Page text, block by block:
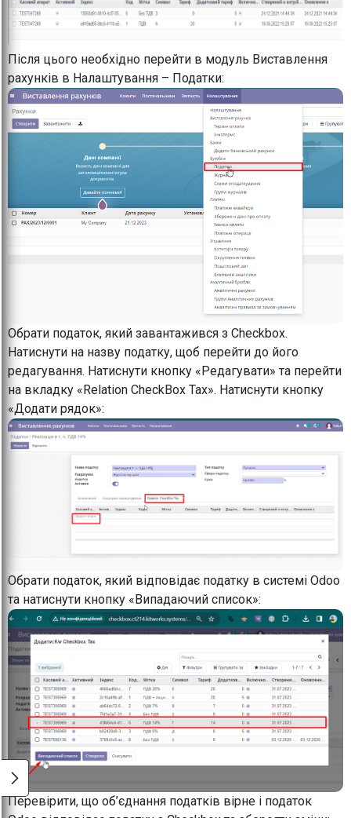
Після цього необхідно перейти в модуль Виставлення
рахунків в Налаштування – Податки:
Обрати податок, який завантажився з Checkbox.
Натиснути на назву податку, щоб перейти до його
редагування. Натиснути кнопку «Редагувати» та перейти
на вкладку «Relation CheckBox Tax». Натиснути кнопку
«Додати рядок»:
Обрати податок, який відповідає податку в системі Odoo
та натиснути кнопку «Випадаючий список»:
Перевірити, що об’єднання податків вірне і податок